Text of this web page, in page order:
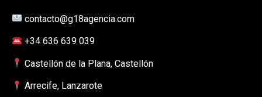
contacto@g18agencia.com
+34 636 639 039
Castellón de la Plana, Castellón
Arrecife, Lanzarote